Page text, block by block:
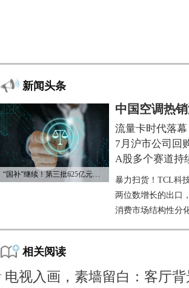
新闻头条
“国补”继续！第三批625亿元资金已下达
中国空调热
流量卡时代落
7月沪市公司回
A股多个赛道持
暴力扫货！TCL科
两位数增长的出口
消费市场结构性分
相关阅读
电视入画，素墙留白：客厅